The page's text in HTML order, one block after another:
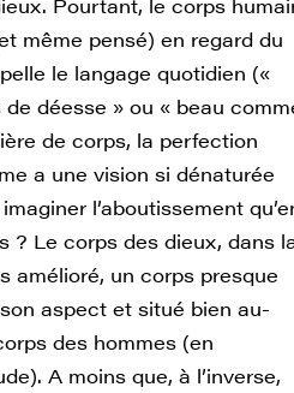
même pensé) en regard du
le langage quotidien («
déesse » ou « beau
de corps, la perfection
a une vision si dénaturée
l’aboutissement
? Le corps des dieux, dans
amélioré, un corps presque
aspect et situé bien au-
des hommes (en
A moins que, à l’inverse,